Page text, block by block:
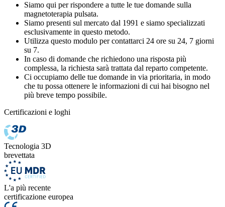
Siamo qui per rispondere a tutte le tue domande sulla
magnetoterapia pulsata.
Siamo presenti sul mercato dal 1991 e siamo specializzati
esclusivamente in questo metodo.
Utilizza questo modulo per contattarci 24 ore su 24, 7 giorni
su 7.
In caso di domande che richiedono una risposta più
complessa, la richiesta sarà trattata dal reparto competente.
Ci occupiamo delle tue domande in via prioritaria, in modo
che tu possa ottenere le informazioni di cui hai bisogno nel
più breve tempo possibile.
Certificazioni e loghi
Tecnologia 3D
brevettata
L'a più recente
certificazione europea